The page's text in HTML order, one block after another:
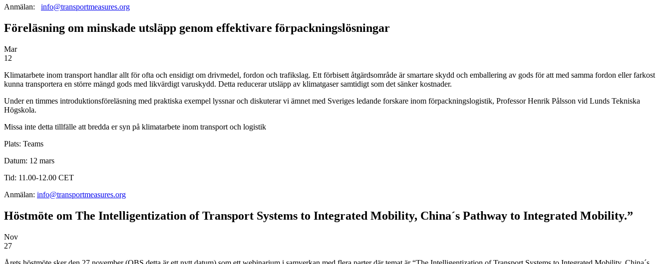
Anmälan: info@transportmeasures.org
Föreläsning om minskade utsläpp genom effektivare förpackningslösningar
Mar
12
Klimatarbete inom transport handlar allt för ofta och ensidigt om drivmedel, fordon och trafikslag. Ett förbisett åtgärdsområde är smartare skydd och emballering av gods för att med samma fordon eller farkost
kunna transportera en större mängd gods med likvärdigt varuskydd. Detta reducerar utsläpp av klimatgaser samtidigt som det sänker kostnader.
Under en timmes introduktionsföreläsning med praktiska exempel lyssnar och diskuterar vi ämnet med Sveriges ledande forskare inom förpackningslogistik, Professor Henrik Pålsson vid Lunds Tekniska
Högskola.
Missa inte detta tillfälle att bredda er syn på klimatarbete inom transport och logistik
Plats: Teams
Datum: 12 mars
Tid: 11.00-12.00 CET
Anmälan: info@transportmeasures.org
Höstmöte om The Intelligentization of Transport Systems to Integrated Mobility, China´s Pathway to Integrated Mobility.”
Nov
27